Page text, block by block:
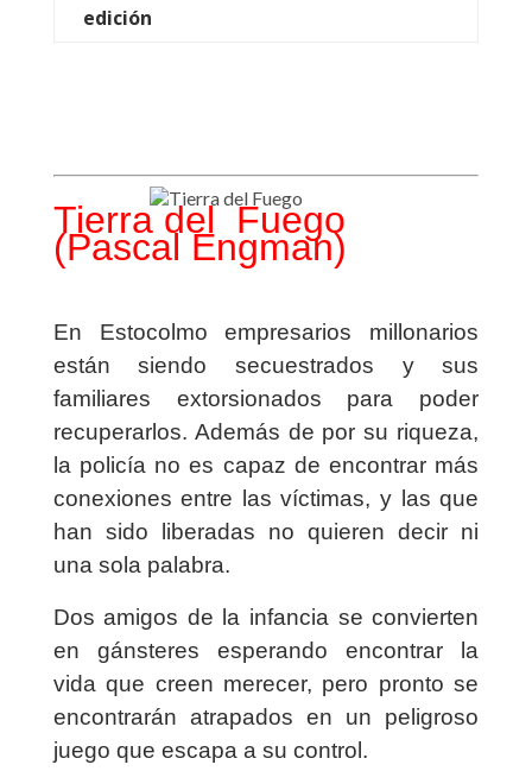
edición
Tierra del Fuego
(Pascal Engman)
En Estocolmo empresarios millonarios
están siendo secuestrados y sus
familiares extorsionados para poder
recuperarlos. Además de por su riqueza,
la policía no es capaz de encontrar más
conexiones entre las víctimas, y las que
han sido liberadas no quieren decir ni
una sola palabra.
Dos amigos de la infancia se convierten
en gánsteres esperando encontrar la
vida que creen merecer, pero pronto se
encontrarán atrapados en un peligroso
juego que escapa a su control.